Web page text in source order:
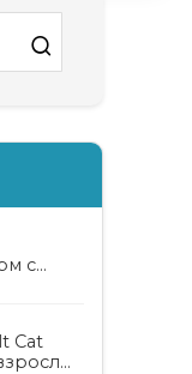
с
Cat